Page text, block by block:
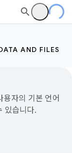
AND FILES
자의 기본 언어
있습니다.